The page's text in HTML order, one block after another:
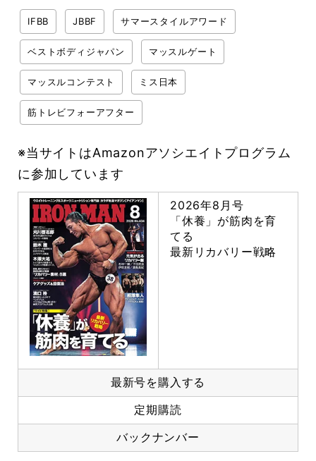
IFBB JBBF サマースタイルアワード
ベストボディジャパン マッスルゲート
マッスルコンテスト ミス日本
筋トレビフォーアフター
※当サイトはAmazonアソシエイトプログラム
に参加しています
2026年8月号
「休養」が筋肉を育
てる
最新リカバリー戦略
最新号を購入する
定期購読
バックナンバー